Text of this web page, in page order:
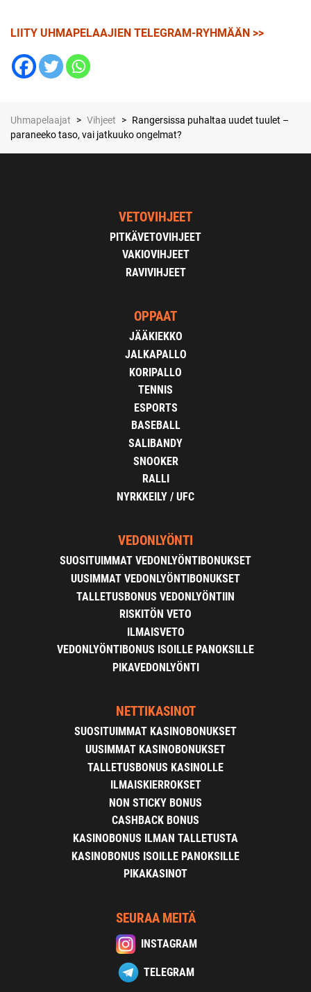
LIITY UHMAPELAAJIEN TELEGRAM-RYHMÄÄN >>
Uhmapelaajat > Vihjeet > Rangersissa puhaltaa uudet tuulet –
paraneeko taso, vai jatkuuko ongelmat?
VETOVIHJEET
PITKÄVETOVIHJEET
VAKIOVIHJEET
RAVIVIHJEET
OPPAAT
JÄÄKIEKKO
JALKAPALLO
KORIPALLO
TENNIS
ESPORTS
BASEBALL
SALIBANDY
SNOOKER
RALLI
NYRKKEILY / UFC
VEDONLYÖNTI
SUOSITUIMMAT VEDONLYÖNTIBONUKSET
UUSIMMAT VEDONLYÖNTIBONUKSET
TALLETUSBONUS VEDONLYÖNTIIN
RISKITÖN VETO
ILMAISVETO
VEDONLYÖNTIBONUS ISOILLE PANOKSILLE
PIKAVEDONLYÖNTI
NETTIKASINOT
SUOSITUIMMAT KASINOBONUKSET
UUSIMMAT KASINOBONUKSET
TALLETUSBONUS KASINOLLE
ILMAISKIERROKSET
NON STICKY BONUS
CASHBACK BONUS
KASINOBONUS ILMAN TALLETUSTA
KASINOBONUS ISOILLE PANOKSILLE
PIKAKASINOT
SEURAA MEITÄ
INSTAGRAM
TELEGRAM